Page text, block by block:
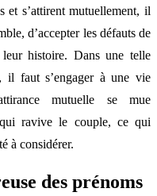
et s’attirent mutuellement, il
d’accepter les défauts de
histoire. Dans une telle
il faut s’engager à une vie
mutuelle se mue
qui ravive le couple, ce qui
à considérer.
des prénoms